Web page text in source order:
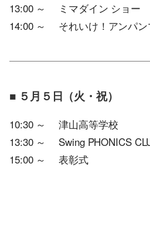
13:00 ～ ミマダイン ショー
14:00 ～ それいけ！アンパ
■ ５月５日（火・祝）
10:30 ～ 津山高等学校
13:30 ～ Swing PHONICS
15:00 ～ 表彰式